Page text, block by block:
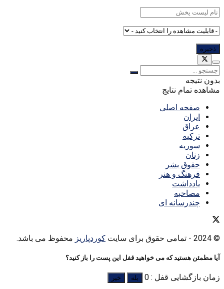
بدون نتیجه
مشاهده تمام نتایج
صفحه اصلی
ایران
عراق
ترکیه
سوریه
زنان
حقوق بشر
فرهنگ و هنر
یادداشت
مصاحبه
چندرسانه ای
© 2024 - تمامی حقوق برای سایت کوردپاریز محفوظ می باشد.
آیا مطمئن هستید که می خواهید قفل این پست را باز کنید؟
زمان بازگشایی قفل : 0 بله خیر